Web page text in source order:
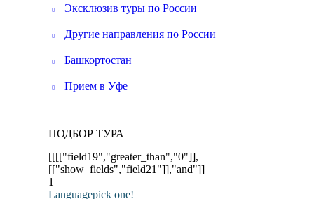
Эксклюзив туры по России
Другие направления по России
Башкортостан
Прием в Уфе
ПОДБОР ТУРА
[[[["field19","greater_than","0"]],
[["show_fields","field21"]],"and"]]
1
Languagepick one!